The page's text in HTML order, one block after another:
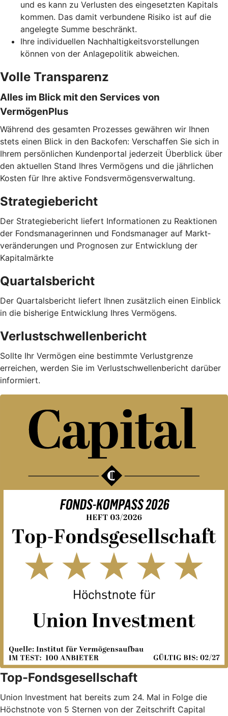
und es kann zu Verlusten des eingesetzten Kapitals
kommen. Das damit verbundene Risiko ist auf die
angelegte Summe beschränkt.
Ihre individuellen Nachhaltigkeitsvorstellungen
können von der Anlagepolitik abweichen.
Volle Transparenz
Alles im Blick mit den Services von
VermögenPlus
Während des gesamten Prozesses gewähren wir Ihnen
stets einen Blick in den Backofen: Verschaffen Sie sich in
Ihrem persönlichen Kundenportal jederzeit Überblick über
den aktuellen Stand Ihres Vermögens und die jährlichen
Kosten für Ihre aktive Fondsvermögensverwaltung.
Strategiebericht
Der Strategiebericht liefert Informationen zu Reaktionen
der Fondsmanagerinnen und Fondsmanager auf Markt­
veränderungen und Prognosen zur Entwicklung der
Kapitalmärkte
Quartalsbericht
Der Quartalsbericht liefert Ihnen zusätzlich einen Einblick
in die bisherige Entwicklung Ihres Vermögens.
Verlustschwellenbericht
Sollte Ihr Vermögen eine bestimmte Verlustgrenze
erreichen, werden Sie im Verlustschwellenbericht darüber
informiert.
Top-Fondsgesellschaft
Union Investment hat bereits zum 24. Mal in Folge die
Höchstnote von 5 Sternen von der Zeitschrift Capital